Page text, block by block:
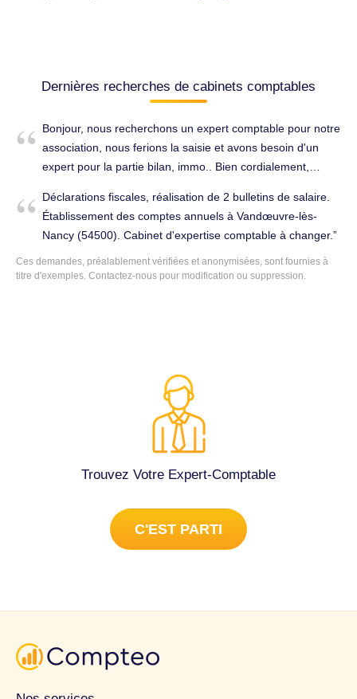
Dernières recherches de cabinets comptables
Bonjour, nous recherchons un expert comptable pour notre
association, nous ferions la saisie et avons besoin d'un
expert pour la partie bilan, immo.. Bien cordialement,
Nancy (54500).
Déclarations fiscales, réalisation de 2 bulletins de salaire.
Établissement des comptes annuels à Vandœuvre-lès-
Nancy (54500). Cabinet d'expertise comptable à changer.
Ces demandes, préalablement vérifiées et anonymisées, sont fournies à
titre d'exemples. Contactez-nous pour modification ou suppression.
Trouvez Votre Expert-Comptable
C'EST PARTI